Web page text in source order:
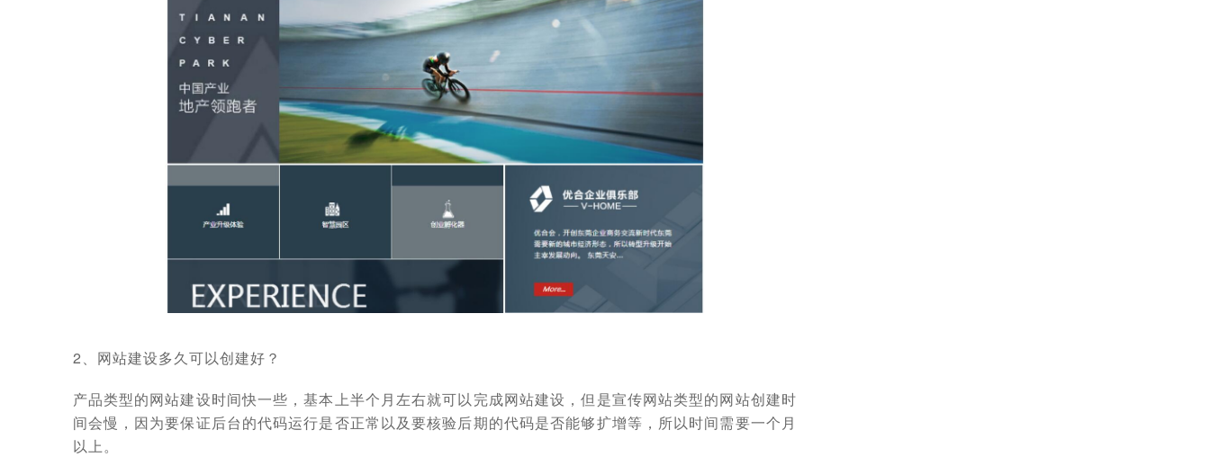
2、网站建设多久可以创建好？
产品类型的网站建设时间快一些，基本上半个月左右就可以完成网站建设，但是宣传网站类型的网站创建时
间会慢，因为要保证后台的代码运行是否正常以及要核验后期的代码是否能够扩增等，所以时间需要一个月
以上。